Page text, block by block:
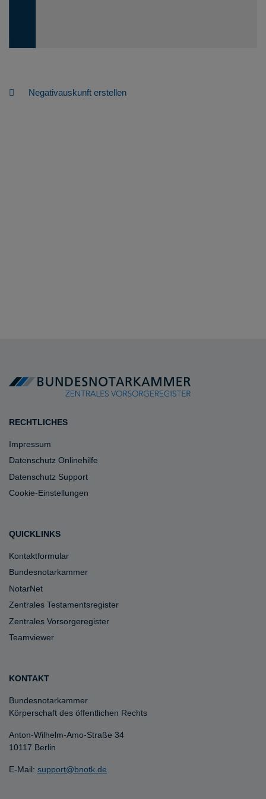
Negativauskunft erstellen
RECHTLICHES
Impressum
Datenschutz Onlinehilfe
Datenschutz Support
Cookie-Einstellungen
QUICKLINKS
Kontaktformular
Bundesnotarkammer
NotarNet
Zentrales Testamentsregister
Zentrales Vorsorgeregister
Teamviewer
KONTAKT
Bundesnotarkammer
Körperschaft des öffentlichen Rechts
Anton-Wilhelm-Amo-Straße 34
10117 Berlin
E-Mail: support@bnotk.de